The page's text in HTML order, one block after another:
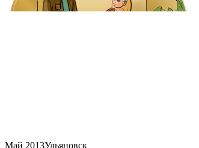
Май 2013Ульяновск